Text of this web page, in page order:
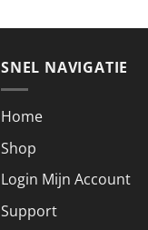
SNEL NAVIGATIE
Home
Shop
Login Mijn Account
Support